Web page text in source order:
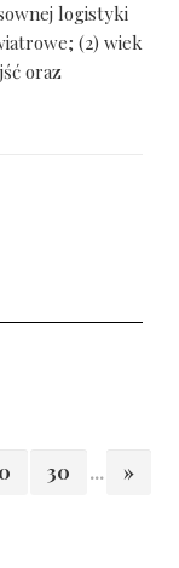
logistyki
(2) wiek
oraz
30 ... »